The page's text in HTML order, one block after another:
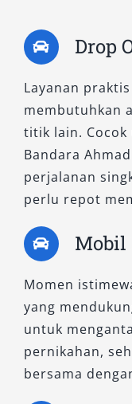
Drop
Layanan
membutuhkan
titik lain. Cocok
Bandara
perjalanan
perlu repot
Mobil
Momen
yang
untuk
pernikahan,
bersama